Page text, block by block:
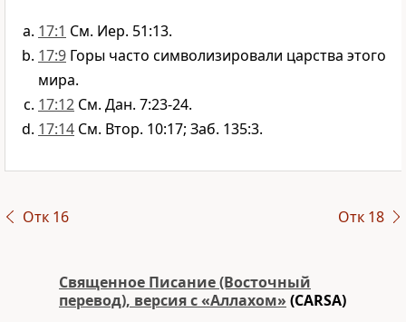
17:1 См. Иер. 51:13.
17:9 Горы часто символизировали царства этого
мира.
17:12 См. Дан. 7:23-24.
17:14 См. Втор. 10:17; Заб. 135:3.
Отк 16 Отк 18
Священное Писание (Восточный
перевод), версия с «Аллахом» (CARSA)